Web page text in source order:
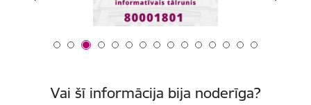
Vai šī informācija bija noderīga?